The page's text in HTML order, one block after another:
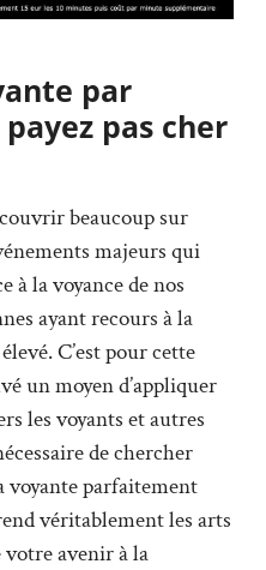
par
pas cher
beaucoup sur
majeurs qui
à la voyance de nos
ayant recours à la
C’est pour cette
un moyen d’appliquer
les voyants et autres
de chercher
voyante parfaitement
véritablement les arts
avenir à la